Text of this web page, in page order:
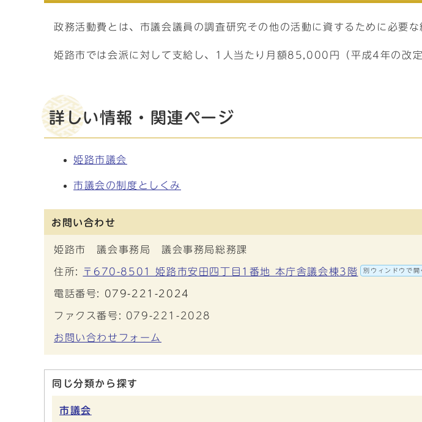
政務活動費とは、市議会議員の調査研究その他の活動に資するために必要
姫路市では会派に対して支給し、1人当たり月額85,000円（平成4年の改
詳しい情報・関連ページ
姫路市議会
市議会の制度としくみ
お問い合わせ
姫路市 議会事務局 議会事務局総務課
住所: 〒670-8501 姫路市安田四丁目1番地 本庁舎議会棟3階 別ウィンドウで開
電話番号: 079-221-2024
ファクス番号: 079-221-2028
お問い合わせフォーム
同じ分類から探す
市議会